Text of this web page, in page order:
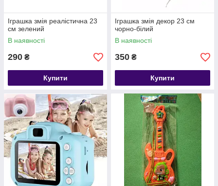
Іграшка змія реалістична 23
см зелений
В наявності
290 ₴
Купити
Іграшка змія декор 23 см
чорно-білий
В наявності
350 ₴
Купити